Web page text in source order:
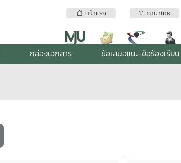
หน้าแรก ภาษาไทย
กล่องเอกสาร ข้อเสนอแนะ-ข้อร้องเรียน